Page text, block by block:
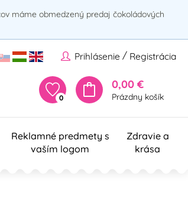
máme obmedzený predaj čokoládových
Prihlásenie / Registrácia
0
0,00 €
Prázdny košík
Reklamné predmety s
vaším logom
Zdravie a
krása